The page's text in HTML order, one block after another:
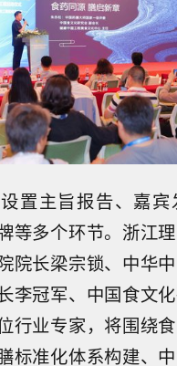
置主旨报告、嘉
等多个环节。浙江
院长梁宗锁、中华
李冠军、中国食文
行业专家，将围绕
标准化体系构建、